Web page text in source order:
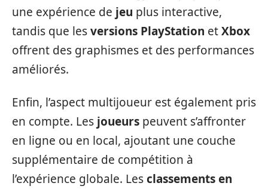
une expérience de jeu plus interactive,
tandis que lesversions PlayStation etXbox
offrent des graphismes et des performances
améliorés.
Enfin, l’aspect multijoueur est également pris
en compte. Les joueurs peuvent s’affronter
en ligne ou en local, ajoutant une couche
supplémentaire de compétition à
l’expérience globale. Lesclassements en